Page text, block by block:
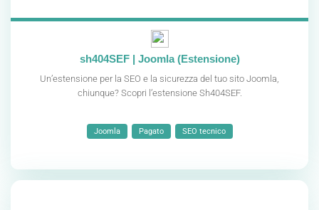
sh404SEF | Joomla (Estensione)
Un’estensione per la SEO e la sicurezza del tuo sito Joomla,
chiunque? Scopri l’estensione Sh404SEF.
Joomla Pagato SEO tecnico